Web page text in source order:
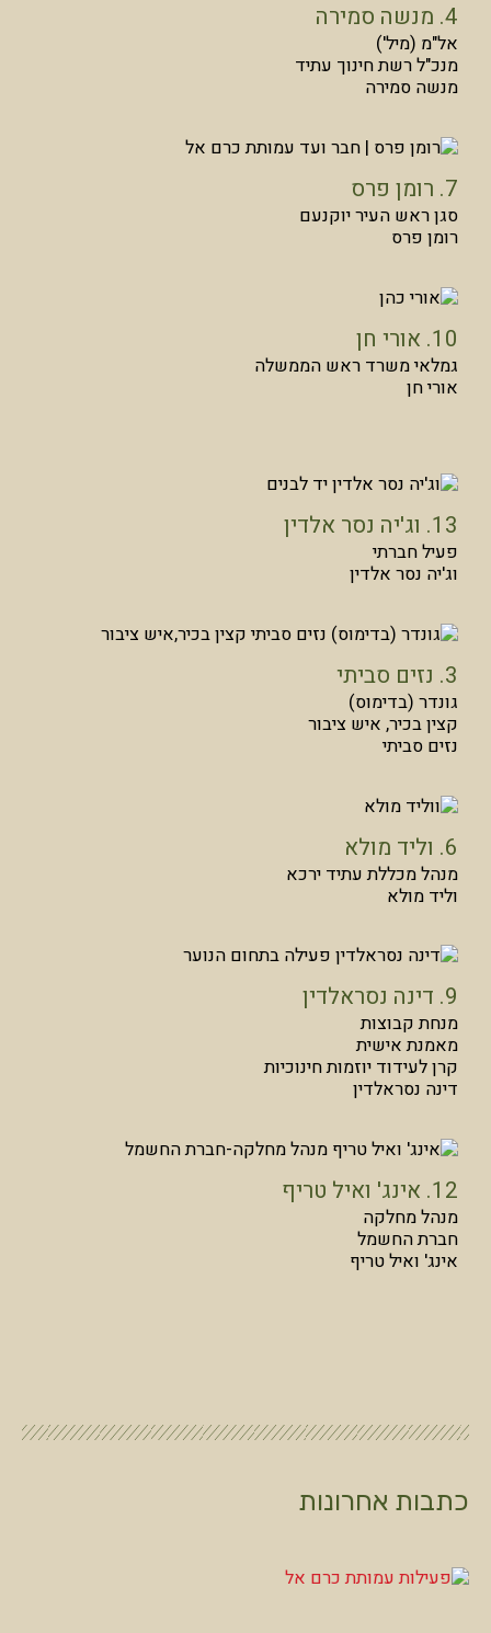
4. מנשה סמירה
אל"מ (מיל')
מנכ"ל רשת חינוך עתיד
מנשה סמירה
7. רומן פרס
סגן ראש העיר יוקנעם
רומן פרס
10. אורי חן
גמלאי משרד ראש הממשלה
אורי חן
13. וג'יה נסר אלדין
פעיל חברתי
וג'יה נסר אלדין
3. נזים סביתי
גונדר (בדימוס)
קצין בכיר, איש ציבור
נזים סביתי
6. וליד מולא
מנהל מכללת עתיד ירכא
וליד מולא
9. דינה נסראלדין
מנחת קבוצות
מאמנת אישית
‏‏קרן לעידוד יוזמות חינוכיות‏‏‏‏‏‏
דינה נסראלדין
12. אינג' ואיל טריף
מנהל מחלקה
חברת החשמל
אינג' ואיל טריף
כתבות אחרונות